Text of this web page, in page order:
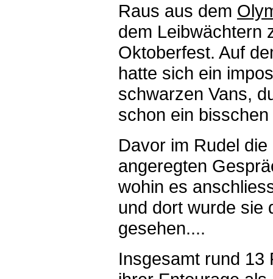
Raus aus dem
dem Leibwächtern
Oktoberfest. Auf
hatte sich ein
schwarzen Vans,
schon ein
Davor im Rudel
angeregten
wohin es
und dort wurde sie
gesehen....
Insgesamt rund 13